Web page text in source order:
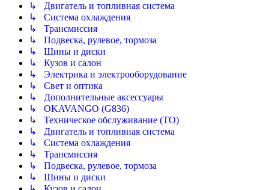
↳ Двигатель и топливная система
↳ Система охлаждения
↳ Трансмиссия
↳ Подвеска, рулевое, тормоза
↳ Шины и диски
↳ Кузов и салон
↳ Электрика и электрооборудование
↳ Свет и оптика
↳ Дополнительные аксессуары
↳ OKAVANGO (G836)
↳ Техническое обслуживание (ТО)
↳ Двигатель и топливная система
↳ Система охлаждения
↳ Трансмиссия
↳ Подвеска, рулевое, тормоза
↳ Шины и диски